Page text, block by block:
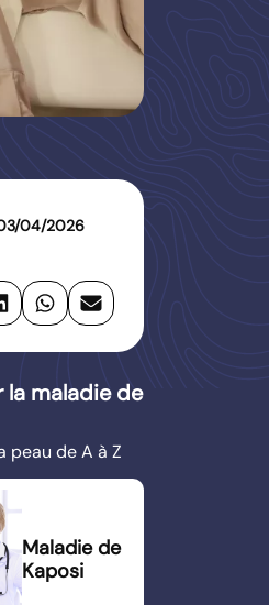
04/2026
la maladie de
peau de A à Z
Maladie de
Kaposi